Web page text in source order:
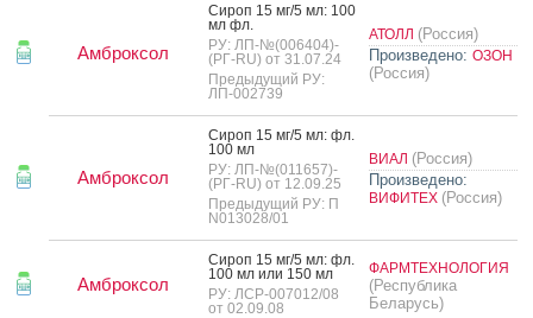
Амброксол
Си­роп 15 мг/5 мл: 100
мл фл.
РУ: ЛП-№(006404)-
(РГ-RU) от 31.07.24
Предыдущий РУ:
ЛП-002739
АТОЛЛ (Россия)
Произведено: ОЗОН
(Россия)
Амброксол
Си­роп 15 мг/5 мл: фл.
100 мл
РУ: ЛП-№(011657)-
(РГ-RU) от 12.09.25
Предыдущий РУ: П
N013028/01
ВИАЛ (Россия)
Произведено:
ВИФИТЕХ (Россия)
Амброксол
Си­роп 15 мг/5 мл: фл.
100 мл или 150 мл
РУ: ЛСР-007012/08
от 02.09.08
ФАРМТЕХНОЛОГИЯ
(Республика
Беларусь)